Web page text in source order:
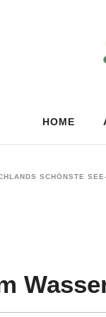
HOME
SCHÖNSTE